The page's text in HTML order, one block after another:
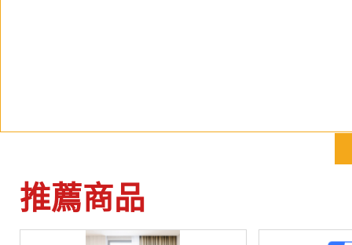
推薦商品